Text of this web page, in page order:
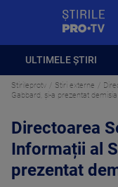
ULTIMELE ȘTIRI
Stirileprotv Stiri externe
Gabbard, și-a prezentat demisia
Directoarea
Informații al
prezentat